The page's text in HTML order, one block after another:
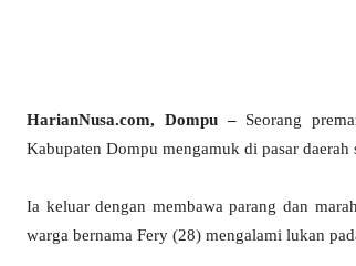
HarianNusa.com, Dompu –Seorang
Kabupaten Dompu mengamuk di pasar
Ia keluar dengan membawa parang dan
warga bernama Fery (28) mengalami lukan